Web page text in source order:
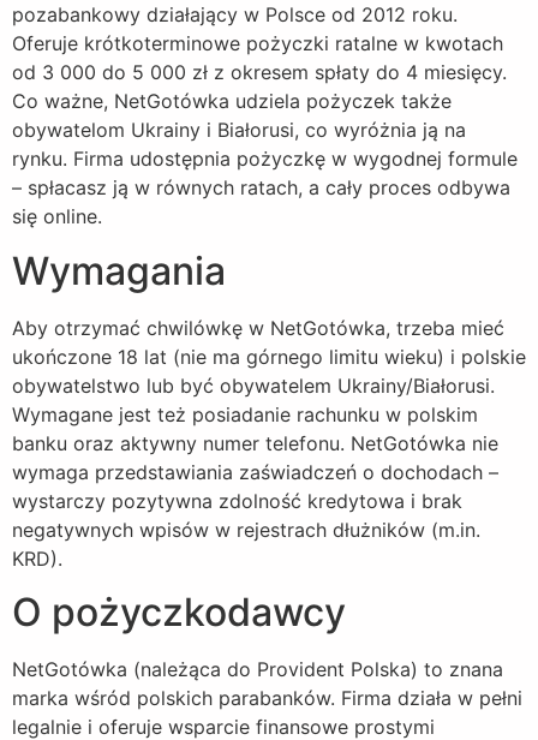
pozabankowy działający w Polsce od 2012 roku.
Oferuje krótkoterminowe pożyczki ratalne w kwotach
od 3 000 do 5 000 zł z okresem spłaty do 4 miesięcy.
Co ważne, NetGotówka udziela pożyczek także
obywatelom Ukrainy i Białorusi, co wyróżnia ją na
rynku. Firma udostępnia pożyczkę w wygodnej formule
– spłacasz ją w równych ratach, a cały proces odbywa
się online.
Wymagania
Aby otrzymać chwilówkę w NetGotówka, trzeba mieć
ukończone 18 lat (nie ma górnego limitu wieku) i polskie
obywatelstwo lub być obywatelem Ukrainy/Białorusi.
Wymagane jest też posiadanie rachunku w polskim
banku oraz aktywny numer telefonu. NetGotówka nie
wymaga przedstawiania zaświadczeń o dochodach –
wystarczy pozytywna zdolność kredytowa i brak
negatywnych wpisów w rejestrach dłużników (m.in.
KRD).
O pożyczkodawcy
NetGotówka (należąca do Provident Polska) to znana
marka wśród polskich parabanków. Firma działa w pełni
legalnie i oferuje wsparcie finansowe prostymi